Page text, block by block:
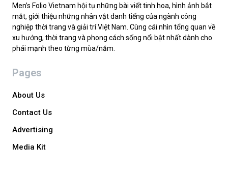
Men’s Folio Vietnam hội tụ những bài viết tinh hoa, hình ảnh bắt
mắt, giới thiệu những nhân vật danh tiếng của ngành công
nghiệp thời trang và giải trí Việt Nam. Cùng cái nhìn tổng quan về
xu hướng, thời trang và phong cách sống nổi bật nhất dành cho
phái mạnh theo từng mùa/năm.
Pages
About Us
Contact Us
Advertising
Media Kit